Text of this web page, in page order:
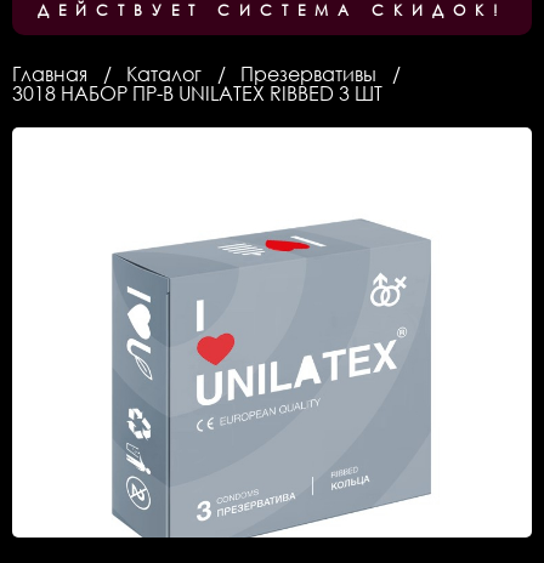
ДЕЙСТВУЕТ СИСТЕМА СКИДОК!
Главная Каталог
Презервативы
3018 НАБОР ПР-В UNILATEX RIBBED 3 ШТ